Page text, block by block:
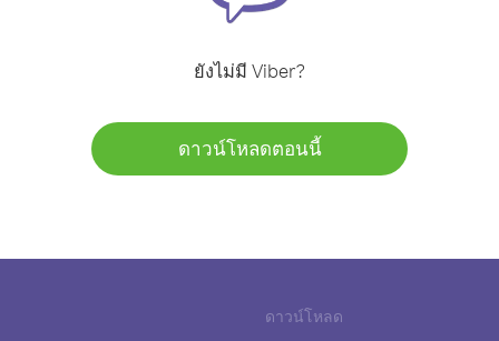
ยังไม่มี Viber?
ดาวน์โหลดตอนนี้
ดาวน์โหลด